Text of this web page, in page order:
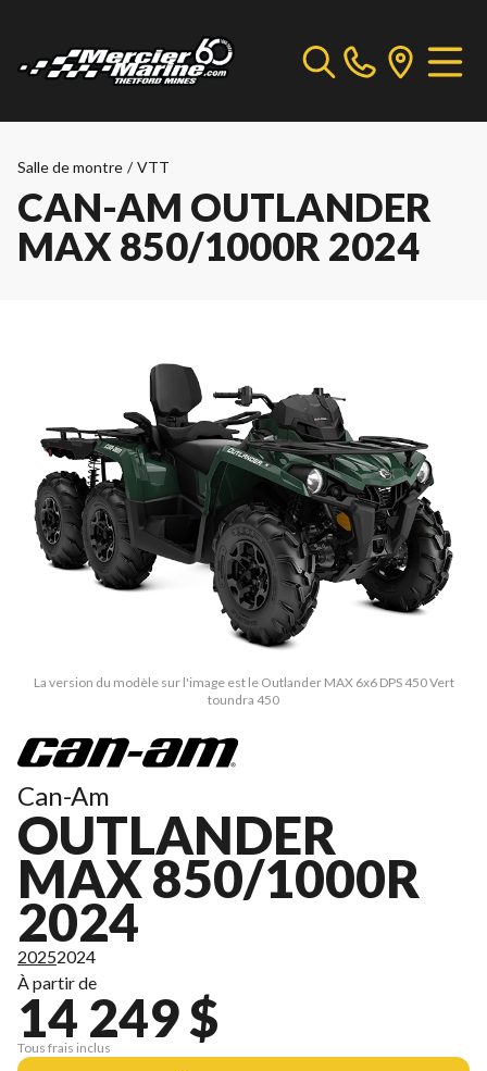
Salle de montre / VTT
CAN-AM OUTLANDER
MAX 850/1000R 2024
La version du modèle sur l'image est le Outlander MAX 6x6 DPS 450 Vert
toundra 450
Can-Am
OUTLANDER
MAX 850/1000R
2024
20252024
À partir de
14 249 $
Tous frais inclus